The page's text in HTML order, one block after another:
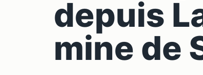
depuis
mine de